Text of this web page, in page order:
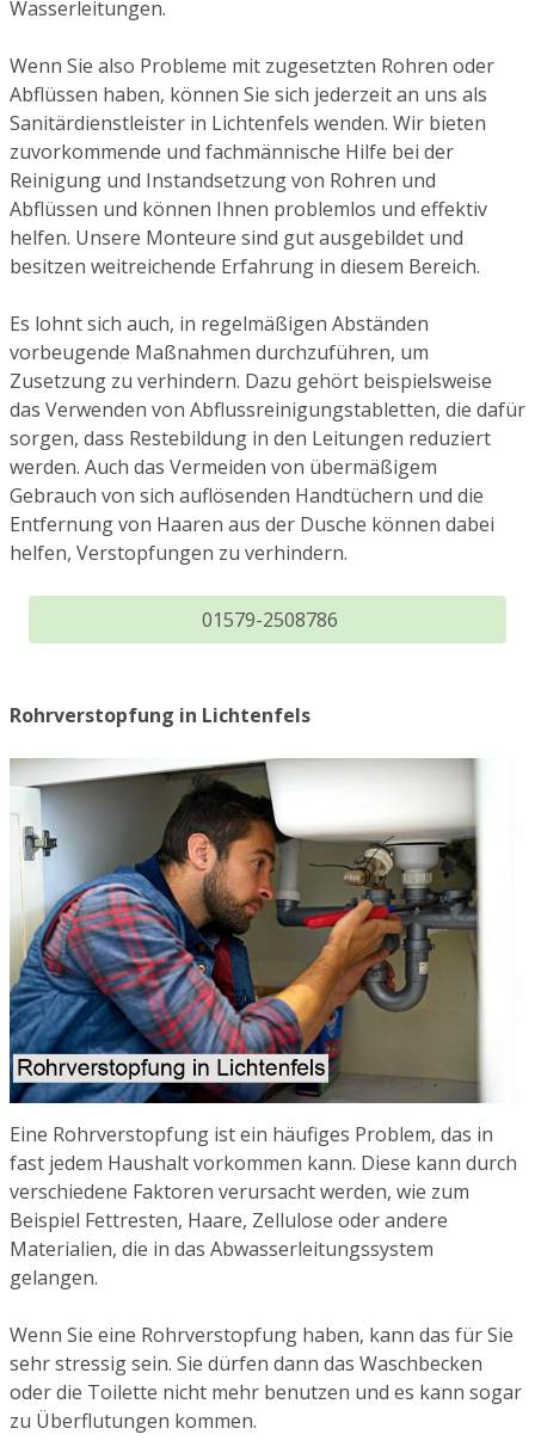
Wasserleitungen.
Wenn Sie also Probleme mit zugesetzten Rohren oder
Abflüssen haben, können Sie sich jederzeit an uns als
Sanitärdienstleister in Lichtenfels wenden. Wir bieten
zuvorkommende und fachmännische Hilfe bei der
Reinigung und Instandsetzung von Rohren und
Abflüssen und können Ihnen problemlos und effektiv
helfen. Unsere Monteure sind gut ausgebildet und
besitzen weitreichende Erfahrung in diesem Bereich.
Es lohnt sich auch, in regelmäßigen Abständen
vorbeugende Maßnahmen durchzuführen, um
Zusetzung zu verhindern. Dazu gehört beispielsweise
das Verwenden von Abflussreinigungstabletten, die dafür
sorgen, dass Restebildung in den Leitungen reduziert
werden. Auch das Vermeiden von übermäßigem
Gebrauch von sich auflösenden Handtüchern und die
Entfernung von Haaren aus der Dusche können dabei
helfen, Verstopfungen zu verhindern.
01579-2508786
Rohrverstopfung in Lichtenfels
Eine Rohrverstopfung ist ein häufiges Problem, das in
fast jedem Haushalt vorkommen kann. Diese kann durch
verschiedene Faktoren verursacht werden, wie zum
Beispiel Fettresten, Haare, Zellulose oder andere
Materialien, die in das Abwasserleitungssystem
gelangen.
Wenn Sie eine Rohrverstopfung haben, kann das für Sie
sehr stressig sein. Sie dürfen dann das Waschbecken
oder die Toilette nicht mehr benutzen und es kann sogar
zu Überflutungen kommen.